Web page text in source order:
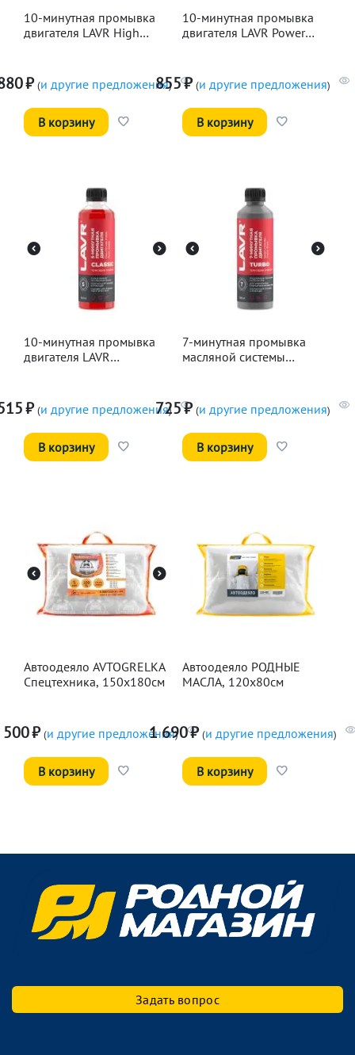
10-минутная промывка
двигателя LAVR High
₽ (и другие предложения)
В корзину
10-минутная промывка
двигателя LAVR Power
855₽ (и другие предложения)
В корзину
10-минутная промывка
двигателя LAVR
₽ (и другие предложения)
В корзину
7-минутная промывка
масляной системы
725₽ (и другие предложения)
В корзину
Автоодеяло AVTOGRELKA
Спецтехника, 150х180см
₽ (и другие предложения)
В корзину
Автоодеяло РОДНЫЕ
МАСЛА, 120х80см
1 690₽ (и другие предложения)
В корзину
Задать вопрос